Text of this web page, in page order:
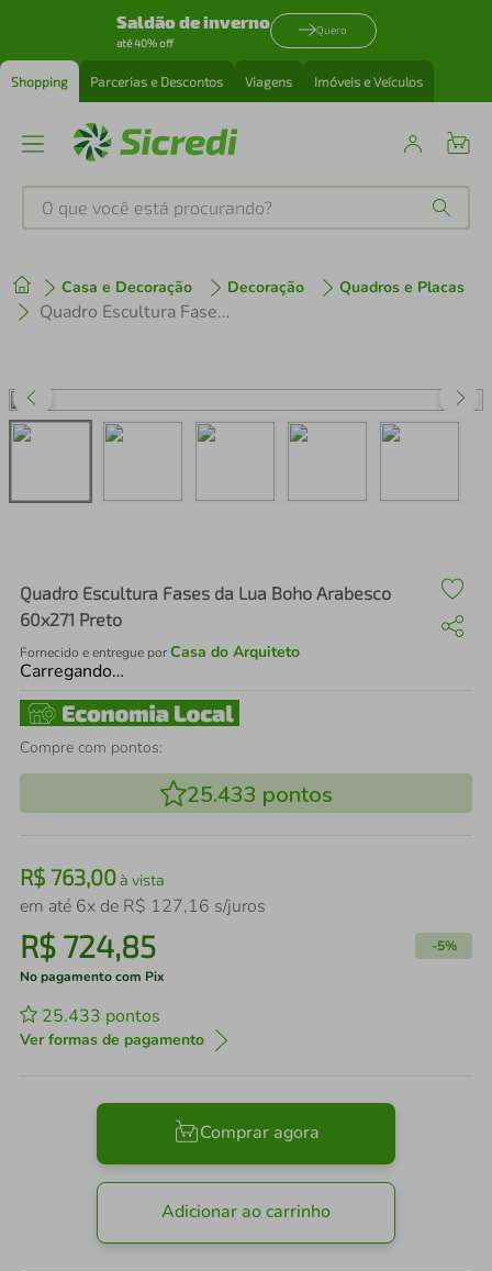
Saldão de inverno
até 40% off
Quero
Shopping Parcerias e Descontos Viagens Imóveis e Veículos
O que você está procurando?
Casa e Decoração Decoração Quadros e Placas
Quadro Escultura Fases da Lua Boho Arabesco 60x271 Preto
Quadro Escultura Fases da Lua Boho Arabesco
60x271 Preto
Fornecido e entregue porCasa do Arquiteto
Carregando…
Compre com pontos:
25.433 pontos
R$ 763,00à vista
em até 6x de R$ 127,16 s/juros
R$ 724,85 -5%
No pagamento com Pix
25.433 pontos
Ver formas de pagamento
Comprar agora
Adicionar ao carrinho
1º tenis
perfume